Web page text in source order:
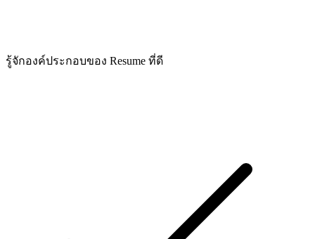
รู้จักองค์ประกอบของ Resume ที่ดี